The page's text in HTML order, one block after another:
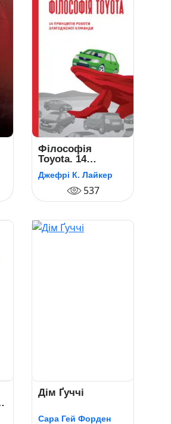
Філософія
Toyota. 14
принципів роботи
злагодженої
команди
Джефрі К. Лайкер
537
Дім Ґуччі
Сара Гей Форден